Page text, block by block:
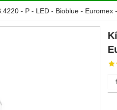
‑ P ‑ LED - Bioblue - Euromex